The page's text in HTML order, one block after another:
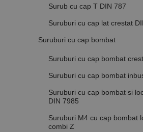
Surub cu cap T DIN 787
Suruburi cu cap lat crestat
Suruburi cu cap bombat
Suruburi cu cap bombat
Suruburi cu cap bombat
Suruburi cu cap bombat si
DIN 7985
Suruburi M4 cu cap bombat
combi Z